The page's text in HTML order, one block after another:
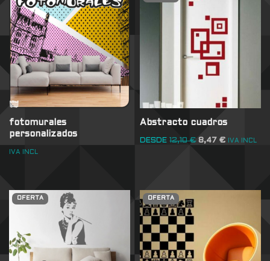
fotomurales
personalizados
IVA INCL
Abstracto cuadros
DESDE 12,10€ 8,47€ IVA INCL
OFERTA OFERTA